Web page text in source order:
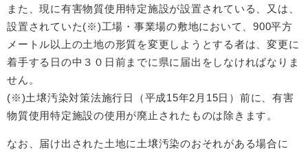
また、現に有害物質使用特定施設が設置されている、又は、
設置されていた(※)工場・事業場の敷地において、900平方
メートル以上の土地の形質を変更しようとする者は、変更に
着手する日の中３０日前までに県に届出をしなければなりま
せん。
(※)土壌汚染対策法施行日（平成15年2月15日）前に、有害
物質使用特定施設の使用が廃止されたものは除きます。
なお、届け出された土地に土壌汚染のおそれがある場合に